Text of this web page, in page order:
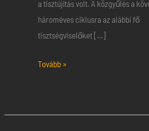
a tisztújítás volt. A közgyűlés a
hároméves ciklusra az alábbi fő
tisztségviselőket […]
Tovább »